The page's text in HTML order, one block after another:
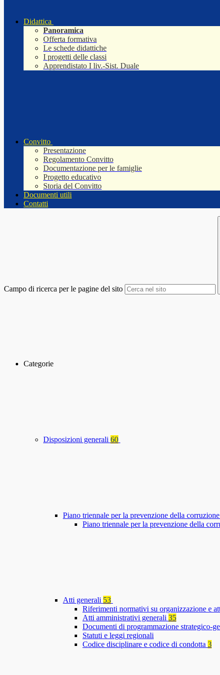
Didattica
Panoramica
Offerta formativa
Le schede didattiche
I progetti delle classi
Apprendistato I liv.-Sist. Duale
Convitto
Presentazione
Regolamento Convitto
Documentazione per le famiglie
Progetto educativo
Storia del Convitto
Documenti utili
Contatti
Campo di ricerca per le pagine del sito
Categorie
Disposizioni generali 60
Piano triennale per la prevenzione della
Piano triennale per la prevenzione della
Atti generali 53
Riferimenti normativi su organizzazione e
Atti amministrativi generali 35
Documenti di programmazione strategico-
Statuti e leggi regionali
Codice disciplinare e codice di condotta 3